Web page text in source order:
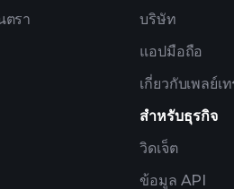
ตรา
บริษัท
แอปมือถือ
เกี่ยวกับเพลย์เ
สำหรับธุรกิจ
วิดเจ็ต
ข้อมูล API